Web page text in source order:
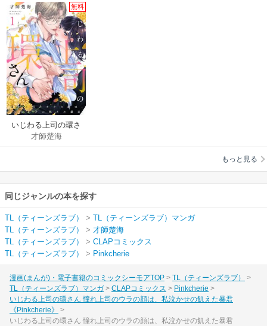
無料
いじわる上司の環さ
ん 憧れ上司のウラの
顔は、私泣かせの飢
《Pinkcherie》
才師楚海
もっと見る
同じジャンルの本を探す
TL（ティーンズラブ） > TL（ティーンズラブ）マンガ
TL（ティーンズラブ）
> 才師楚海
TL（ティーンズラブ）
> CLAPコミックス
TL（ティーンズラブ）
> Pinkcherie
漫画(まんが)・電子書籍のコミックシーモアTOP
TL（ティーンズラブ）
TL（ティーンズラブ）マンガ
CLAPコミックス
Pinkcherie
いじわる上司の環さん 憧れ上司のウラの顔は、私泣かせの飢えた暴君
《Pinkcherie》
いじわる上司の環さん 憧れ上司のウラの顔は、私泣かせの飢えた暴君